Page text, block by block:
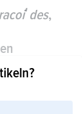
,
-eidēʹs
som